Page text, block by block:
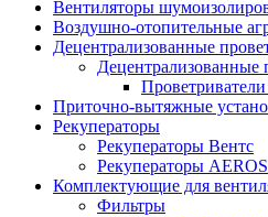
Вентиляторы
Воздушно-отопительные
Децентрализованные
Приточно-вытяжные
Рекуператоры
Рекуператоры Вентс
Рекуператоры
Комплектующие для
Фильтры